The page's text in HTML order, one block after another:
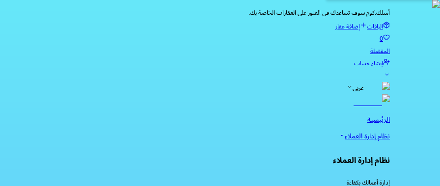
أمتلك.كوم سوف تساعدك في العثور على العقارات الخاصة بك.
الباقات إضافة عقار
0
المفضلة
إنشاء حساب
عربي
الرئيسية
نظام إدارة العملاء
نظام إدارة العملاء
إدارة أعمالك بكفاءة